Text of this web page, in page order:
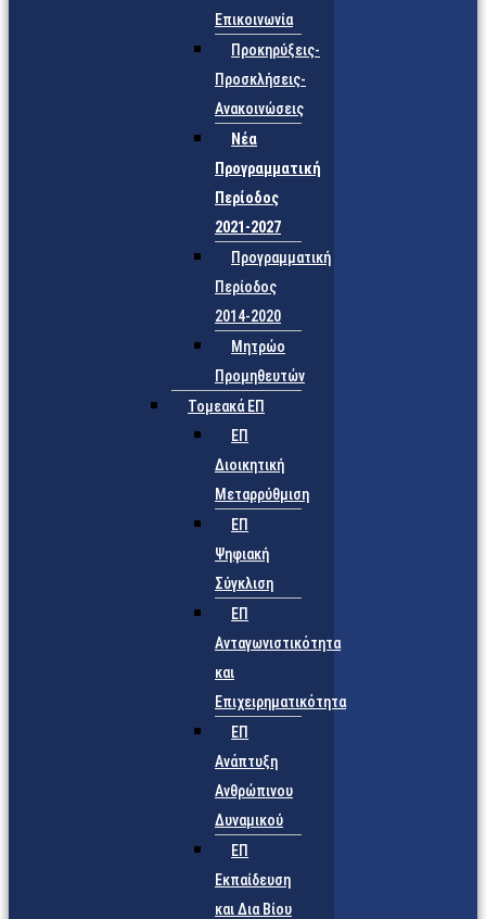
Επικοινωνία
Προκηρύξεις-
Προσκλήσεις-
Ανακοινώσεις
Νέα
Προγραμματική
Περίοδος
2021-2027
Προγραμματική
Περίοδος
2014-2020
Μητρώο
Προμηθευτών
Τομεακά ΕΠ
ΕΠ
Διοικητική
Μεταρρύθμιση
ΕΠ
Ψηφιακή
Σύγκλιση
ΕΠ
Ανταγωνιστικότητα
και
Επιχειρηματικότητα
ΕΠ
Ανάπτυξη
Ανθρώπινου
Δυναμικού
ΕΠ
Εκπαίδευση
και Δια Βίου